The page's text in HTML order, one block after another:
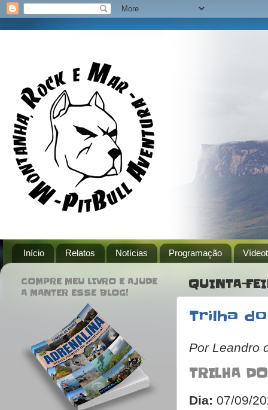
Início Relatos Notícias Programação
QUINTA-
Trilha
Por Leandro
TRILHA
Dia: 07/09/
COMPRE MEU LIVRO E AJUDE
A MANTER ESSE BLOG!